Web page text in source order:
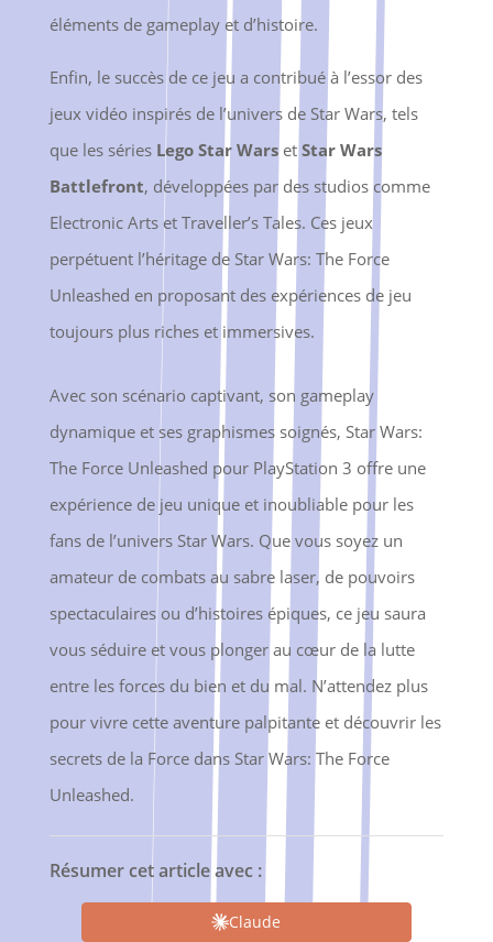
éléments de gameplay et d’histoire.
Enfin, le succès de ce jeu a contribué à l’essor des
jeux vidéo inspirés de l’univers de Star Wars, tels
que les séries Lego Star Warset Star Wars
Battlefront, développées par des studios comme
Electronic Arts et Traveller’s Tales. Ces jeux
perpétuent l’héritage de Star Wars: The Force
Unleashed en proposant des expériences de jeu
toujours plus riches et immersives.
Avec son scénario captivant, son gameplay
dynamique et ses graphismes soignés, Star Wars:
The Force Unleashed pour PlayStation 3 offre une
expérience de jeu unique et inoubliable pour les
fans de l’univers Star Wars. Que vous soyez un
amateur de combats au sabre laser, de pouvoirs
spectaculaires ou d’histoires épiques, ce jeu saura
vous séduire et vous plonger au cœur de la lutte
entre les forces du bien et du mal. N’attendez plus
pour vivre cette aventure palpitante et découvrir les
secrets de la Force dans Star Wars: The Force
Unleashed.
Résumer cet article avec :
Claude